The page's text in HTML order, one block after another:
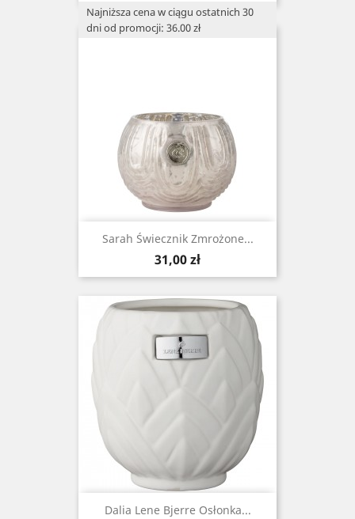
Najniższa cena w ciągu ostatnich 30
dni od promocji: 36.00 zł
Sarah Świecznik Zmrożone...
Cena
31,00 zł
Dalia Lene Bjerre Osłonka...